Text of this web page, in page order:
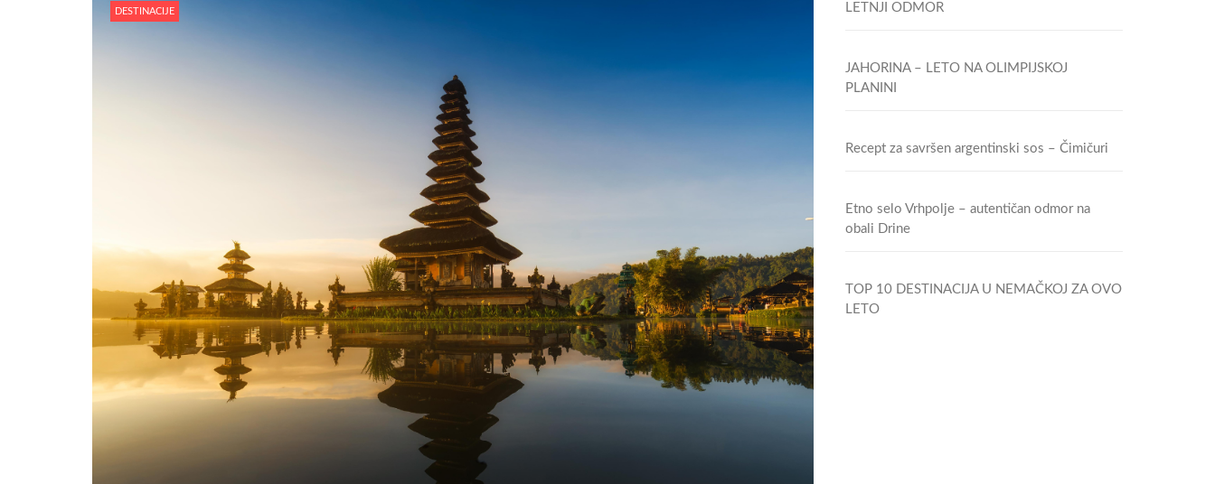
DESTINACIJE
LETNJI ODMOR
JAHORINA – LETO NA OLIMPIJSKOJ
PLANINI
Recept za savršen argentinski sos – Čimičuri
Etno selo Vrhpolje – autentičan odmor na
obali Drine
TOP 10 DESTINACIJA U NEMAČKOJ ZA OVO
LETO